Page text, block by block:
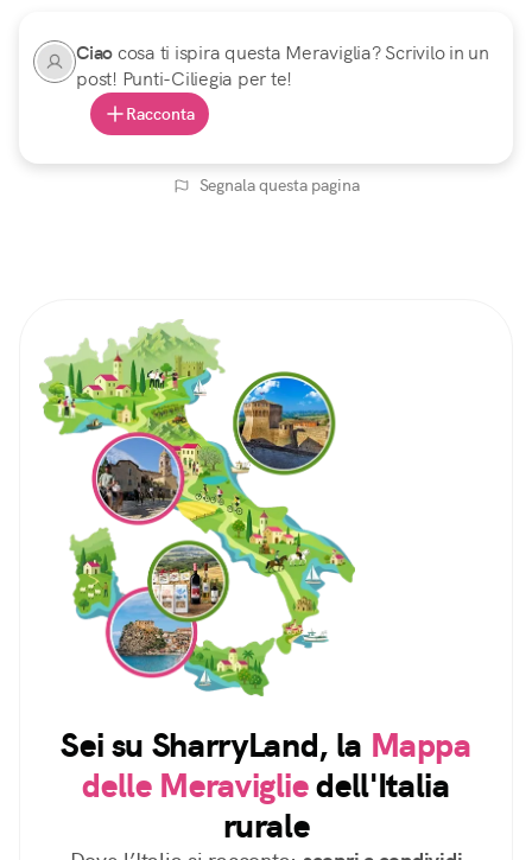
Ciaocosa ti ispira questa Meraviglia? Scrivilo in un
post! Punti-Ciliegia per te!
Racconta
Segnala questa pagina
Sei su SharryLand, la Mappa
delle Meravigliedell'Italia
rurale